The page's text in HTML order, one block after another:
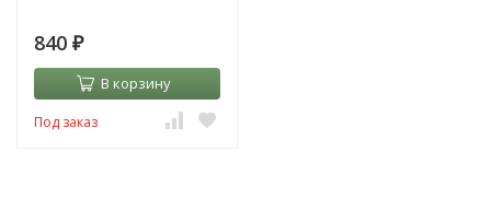
840 ₽
В корзину
Под заказ